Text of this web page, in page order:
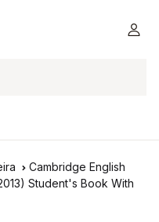
Cambridge English
Student's Book With